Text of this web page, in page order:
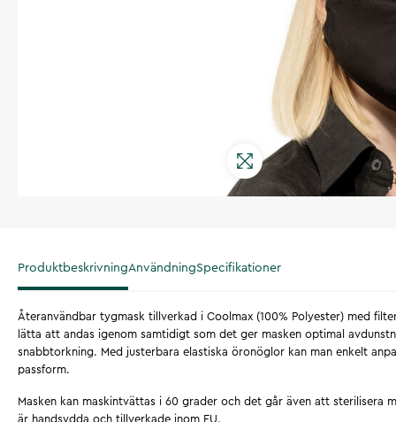
ProduktbeskrivningAnvändningSpecifikationer
Återanvändbar tygmask tillverkad i Coolmax (100% Polyester) med
lätta att andas igenom samtidigt som det ger masken optimal
snabbtorkning. Med justerbara elastiska öronöglor kan man enkelt
passform.
Masken kan maskintvättas i 60 grader och det går även att sterilisera
är handsydda och tillverkade inom EU.